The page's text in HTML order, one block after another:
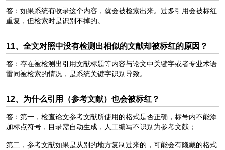
答：如果系统有收录这个内容，就会被检索出来。过多引用会被标红
重复，但检索时是识别不掉的。
11、全文对照中没有检测出相似的文献却被标红的原因？
答：存在被检测出引用文献标题等内容与论文中关键字或者专业术语
雷同被检索的情况，是系统关键字识别导致。
12、为什么引用（参考文献）也会被标红？
答：第一，检查论文参考文献所使用的格式是否正确，标号内不能添
加标点符号，目录需自动生成，人工编写不识别为参考文献；
第二，参考文献如果是从别的地方复制过来的，可能会有隐藏的格式